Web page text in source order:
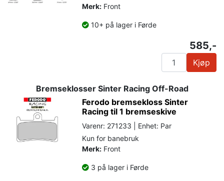
Merk: Front
10+ på lager i Førde
585,-
Kjøp
Bremseklosser Sinter Racing Off-Road
Ferodo bremsekloss Sinter
Racing til 1 bremseskive
Varenr: 271233 | Enhet: Par
Kun for banebruk
Merk: Front
3 på lager i Førde